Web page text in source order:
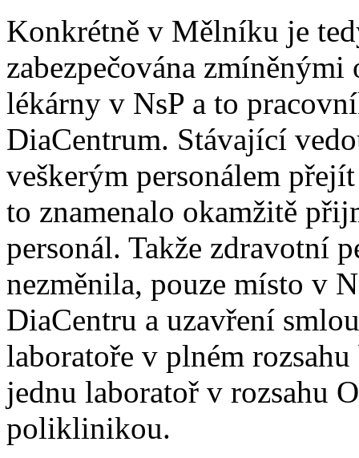
Konkrétně v Mělníku je
zabezpečována
lékárny v NsP a to
DiaCentrum. Stávající
veškerým personálem
to znamenalo okamžitě
personál. Takže zdravotní
nezměnila, pouze místo v
DiaCentru a uzavření
laboratoře v plném
jednu laboratoř v rozsahu
poliklinikou.